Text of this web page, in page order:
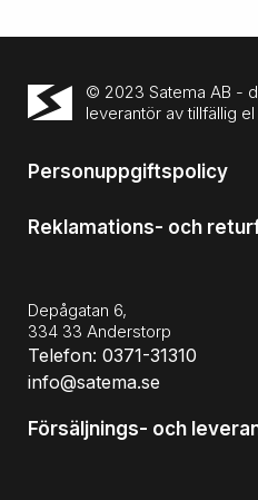
© 2023 Satema AB -
leverantör av tillfällig el
Personuppgiftspolicy
Reklamations- och
Depågatan 6,
334 33 Anderstorp
Telefon: 0371-31310
info@satema.se
Försäljnings- och